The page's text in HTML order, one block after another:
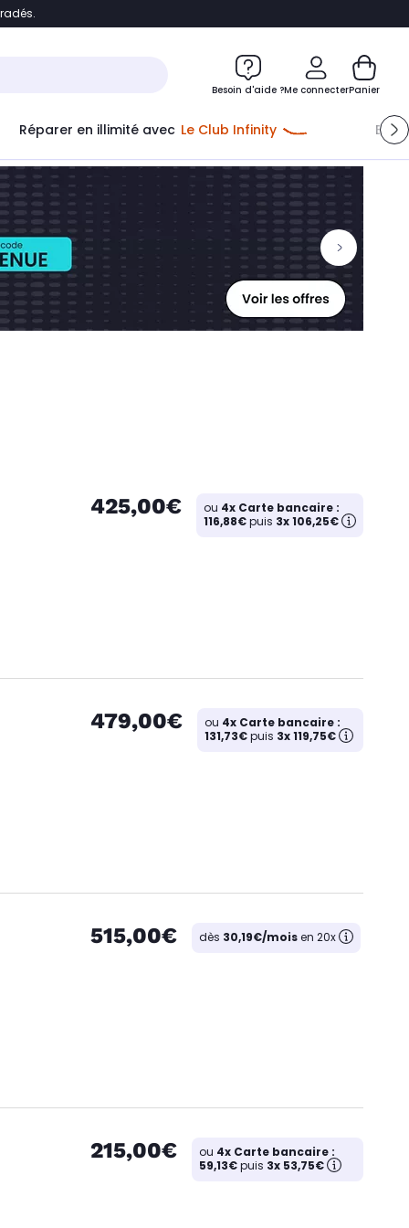
Besoin d'aide ?Me connecterPanier
Réparer en illimité avec Le Club Infinity
425,00€ ou 4x Carte bancaire :
116,88€puis 3x 106,25€
479,00€ ou 4x Carte bancaire :
131,73€puis 3x 119,75€
515,00€ dès 30,19€/moisen 20x
215,00€ ou 4x Carte bancaire :
59,13€puis 3x 53,75€